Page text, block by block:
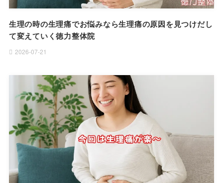
生理の時の生理痛でお悩みなら生理痛の原因を見つけだし
て変えていく徳力整体院
2026-07-21